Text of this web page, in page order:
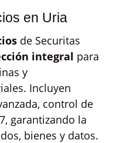
en Uria
de Securitas
integral para
y
Incluyen
control de
garantizando la
bienes y datos.